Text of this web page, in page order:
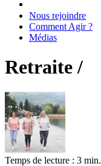
Nous rejoindre
Comment Agir ?
Médias
Retraite /
Temps de lecture : 3 min.